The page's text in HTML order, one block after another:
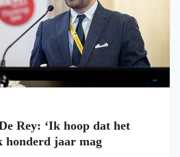
Rey: ‘Ik hoop dat het
honderd jaar mag